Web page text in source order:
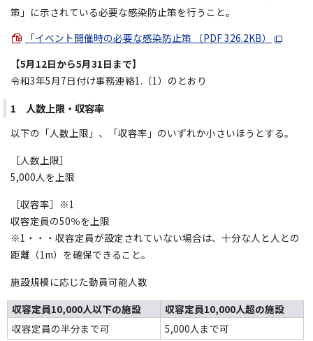
策」に示されている必要な感染防止策を行うこと。
「イベント開催時の必要な感染防止策 （PDF 326.2KB）
【5月12日から5月31日まで】
令和3年5月7日付け事務連絡1.（1）のとおり
1 人数上限・収容率
以下の「人数上限」、「収容率」のいずれか小さいほうとする。
［人数上限］
5,000人を上限
［収容率］※1
収容定員の50％を上限
※1・・・収容定員が設定されていない場合は、十分な人と人との
距離（1m）を確保できること。
施設規模に応じた動員可能人数
収容定員10,000人以下の施設
収容定員10,000人超の施設
収容定員の半分まで可
5,000人まで可